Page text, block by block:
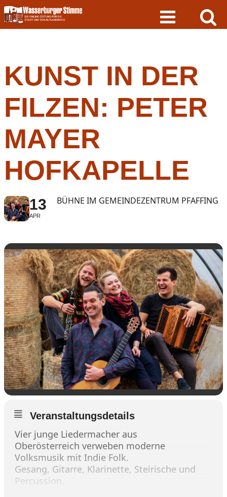
Skip
to
content
KUNST IN DER
FILZEN: PETER
MAYER
HOFKAPELLE
13
APR
BÜHNE IM GEMEINDEZENTRUM PFAFFING
Veranstaltungsdetails
Vier junge Liedermacher aus
Oberösterreich verweben moderne
Volksmusik mit Indie Folk.
Gesang, Gitarre, Klarinette, Steirische und
Percussion.